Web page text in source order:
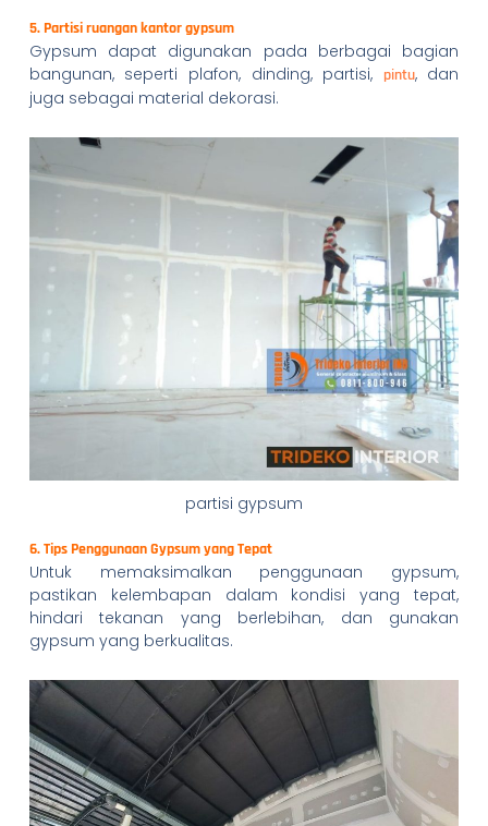
5. Partisi ruangan kantor gypsum
Gypsum dapat digunakan pada berbagai bagian
bangunan, seperti plafon, dinding, partisi, pintu, dan
juga sebagai material dekorasi.
partisi gypsum
6. Tips Penggunaan Gypsum yang Tepat
Untuk memaksimalkan penggunaan gypsum,
pastikan kelembapan dalam kondisi yang tepat,
hindari tekanan yang berlebihan, dan gunakan
gypsum yang berkualitas.